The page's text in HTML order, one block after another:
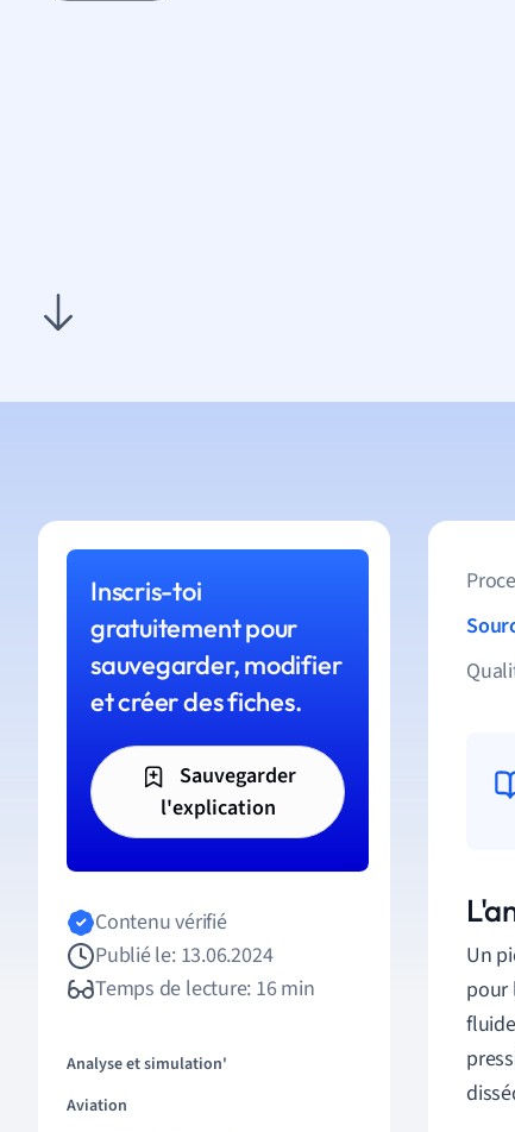
Inscris-toi
gratuitement pour
sauvegarder, modifier
et créer des fiches.
Sauvegarder
l'explication
Contenu vérifié
Publié le: 13.06.2024
Temps de lecture: 16 min
Analyse et simulation'
Aviation
Un